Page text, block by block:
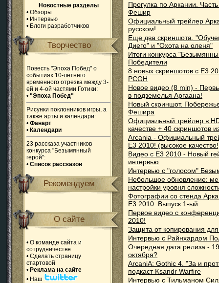
Новостные разделы
• Обзоры
• Интервью
• Блоги разработчиков
Творчество
Повесть "Эпоха Побед" о
событиях 10-летнего
временного отрезка между 3-
ей и 4-ой частями Готики:
• "Эпоха Побед"
Рисунки поклонников игры, а
также арты и календари:
• Фанарт
• Календари
23 рассказа участников
конкурса "Безымянный
герой":
• Список рассказов
Рекомендуем
О сайте
• О команде сайта и
сотрудничестве
• Сделать страницу
стартовой
• Реклама на сайте
• Наш
Прогулка по Аркании.
Фешир
Официальный трейлер
русском!
Еще два скриншота.
Диего" и "Охота на оленя"
Итоги конкурса
Победители
8 новых скриншотов c E3
PCGH
Новое видео (8 min) -
в подземелья Аргаана!
Новый скриншот.
Фешира
Официальный трейлер в
качестве + 40 скриншотов
Arcania - Официальный
E3 2010! (высокое
Видео с E3 2010 - Новый
интервью
Интервью с "голосом"
Небольшое обновление:
настройки уровня
Фотографии со стенда
E3 2010. Выпуск 1-ый
Первое видео с
2010!
Защита от копирования
Интервью с Райнхардом
Очередная дата релиза - 19
октября?
ArcaniA: Gothic 4. "За и
подкаст Ksandr Warfire
Интервью с Тильманом